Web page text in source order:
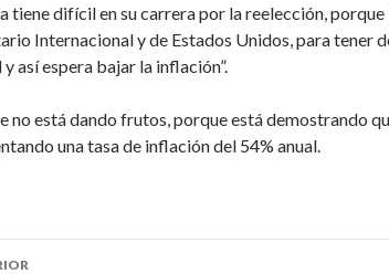
difícil en su carrera por la reelección, porque
Internacional y de Estados Unidos, para tener
así espera bajar la inflación”.
no está dando frutos, porque está demostrando
una tasa de inflación del 54% anual.